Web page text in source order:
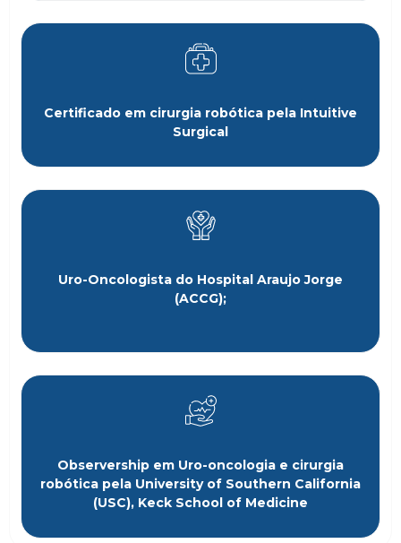
Certificado em cirurgia robótica pela Intuitive
Surgical
Uro-Oncologista do Hospital Araujo Jorge
(ACCG);
Observership em Uro-oncologia e cirurgia
robótica pela University of Southern California
(USC), Keck School of Medicine